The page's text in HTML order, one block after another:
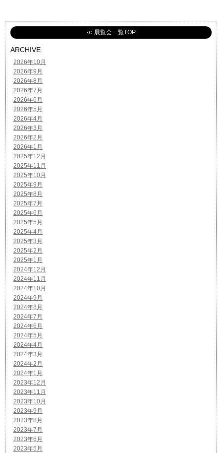
≪ 展覧会一覧TOP
ARCHIVE
2026年10月
2026年9月
2026年8月
2026年7月
2026年6月
2026年5月
2026年4月
2026年3月
2026年2月
2026年1月
2025年12月
2025年11月
2025年10月
2025年9月
2025年8月
2025年7月
2025年6月
2025年5月
2025年4月
2025年3月
2025年2月
2025年1月
2024年12月
2024年11月
2024年10月
2024年9月
2024年8月
2024年7月
2024年6月
2024年5月
2024年4月
2024年3月
2024年2月
2024年1月
2023年12月
2023年11月
2023年10月
2023年9月
2023年8月
2023年7月
2023年6月
2023年5月